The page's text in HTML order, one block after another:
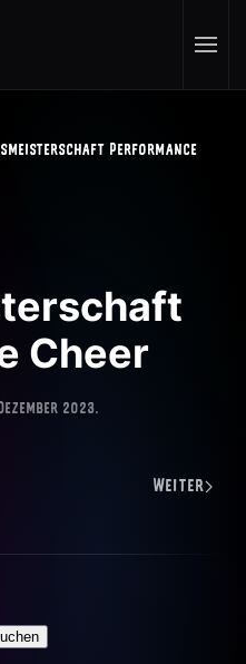
Performance
Cheer
2023.
Weiter